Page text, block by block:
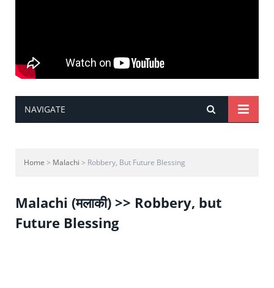
NAVIGATE
Home > Malachi > Robbery, But Future Blessing
Malachi (मलाकी) >> Robbery, but
Future Blessing